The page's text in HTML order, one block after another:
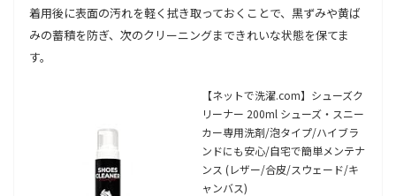
着用後に表面の汚れを軽く拭き取っておくことで、黒ずみや黄ば
みの蓄積を防ぎ、次のクリーニングまできれいな状態を保てま
す。
【ネットで洗濯.com】シューズク
リーナー 200ml シューズ・スニー
カー専用洗剤/泡タイプ/ハイブラ
ンドにも安心/自宅で簡単メンテナ
ンス (レザー/合皮/スウェード/キ
ャンバス)